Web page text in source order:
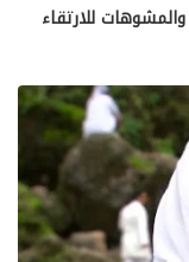
للارتقاء